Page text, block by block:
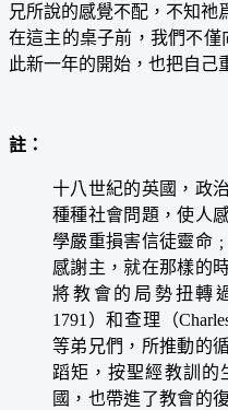
兄所說的感覺不配，不知祂
在這主的桌子前，我們不僅
此新一年的開始，也把自己
註：
十八世紀的英國，政
種種社會問題，使人
學嚴重損害信徒靈命
感謝主，就在那樣的
將教會的局勢扭轉過
1791）和查理（
等弟兄們，所推動的
蹈矩，按聖經教訓的
國，也帶進了教會的